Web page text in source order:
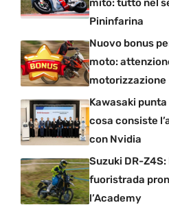
mito: tutto nel
Pininfarina
Nuovo bonus
moto:
motorizzazione
Kawasaki punta
cosa consiste
con Nvidia
Suzuki DR-
fuoristrada
l’Academy